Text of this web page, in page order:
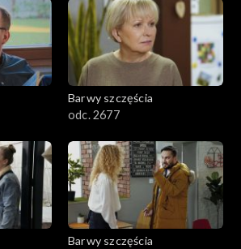
Barwy szczęścia
odc. 2677
Barwy szczęścia